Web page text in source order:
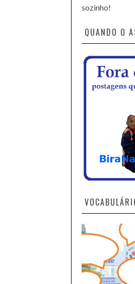
sozinho!
QUANDO O